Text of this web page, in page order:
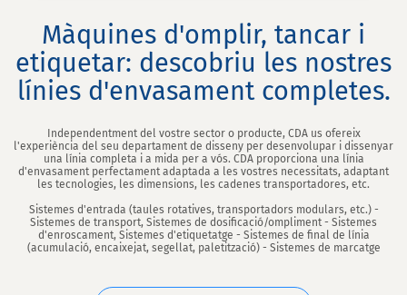
Màquines d'omplir, tancar i
etiquetar: descobriu les nostres
línies d'envasament completes.
Independentment del vostre sector o producte, CDA us ofereix
l'experiència del seu departament de disseny per desenvolupar i dissenyar
una línia completa i a mida per a vós. CDA proporciona una línia
d'envasament perfectament adaptada a les vostres necessitats, adaptant
les tecnologies, les dimensions, les cadenes transportadores, etc.
Sistemes d'entrada (taules rotatives, transportadors modulars, etc.) -
Sistemes de transport, Sistemes de dosificació/ompliment - Sistemes
d'enroscament, Sistemes d'etiquetatge - Sistemes de final de línia
(acumulació, encaixejat, segellat, paletització) - Sistemes de marcatge